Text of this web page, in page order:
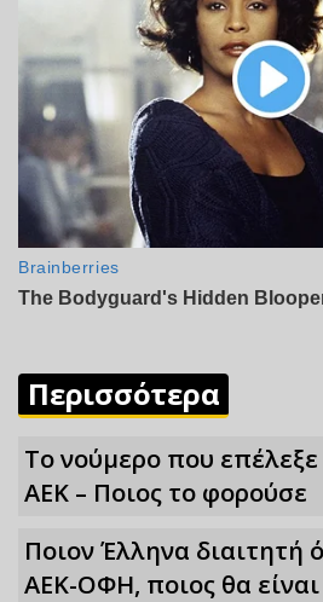
Περισσότερα
Το νούμερο που επέλεξε
ΑΕΚ – Ποιος το φορούσε
Ποιον Έλληνα διαιτητή
ΑΕΚ-ΟΦΗ, ποιος θα είναι